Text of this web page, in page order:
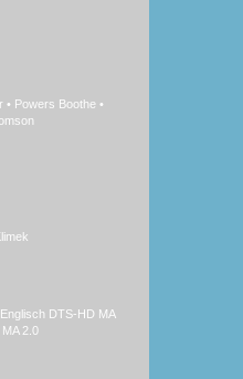
• Powers Boothe •
DTS-HD MA
2.0